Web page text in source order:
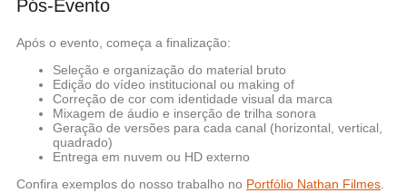
Pós-Evento
Após o evento, começa a finalização:
Seleção e organização do material bruto
Edição do vídeo institucional ou making of
Correção de cor com identidade visual da marca
Mixagem de áudio e inserção de trilha sonora
Geração de versões para cada canal (horizontal, vertical,
quadrado)
Entrega em nuvem ou HD externo
Confira exemplos do nosso trabalho no Portfólio Nathan Filmes